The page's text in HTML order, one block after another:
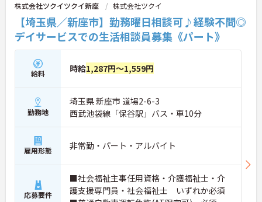
株式会社ツクイツクイ新座 株式会社ツクイ
【埼玉県／新座市】勤務曜日相談可♪経験不問◎
デイサービスでの生活相談員募集《パート》
給料 時給1,287円～1,559円
勤務地
埼玉県 新座市 道場2-6-3
西武池袋線「保谷駅」バス・車10分
雇用形態 非常勤・パート・アルバイト
応募要件
■社会福祉主事任用資格・介護福祉士・介
護支援専門員・社会福祉士 いずれか必須